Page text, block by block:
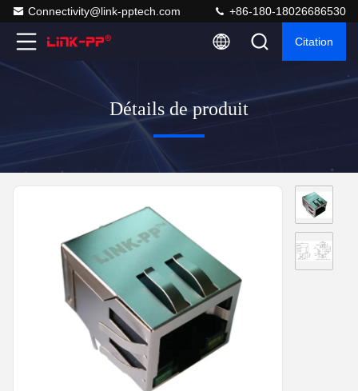
Connectivity@link-pptech.com +86-180-18026686530
Citation
Détails de produit